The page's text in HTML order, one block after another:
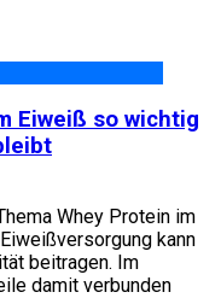
Eiweiß so wichtig
Whey Protein im
kann
beitragen. Im
damit verbunden